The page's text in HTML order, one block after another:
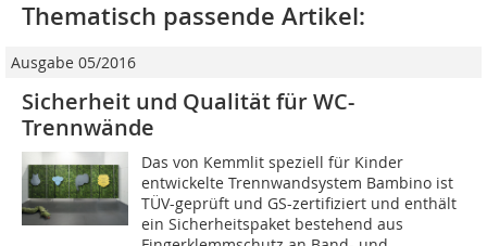
Thematisch passende Artikel:
Ausgabe 05/2016
Sicherheit und Qualität für WC-
Trennwände
Das von Kemmlit speziell für Kinder
entwickelte Trennwandsystem Bambino ist
TÜV-geprüft und GS-zertifiziert und enthält
ein Sicherheitspaket bestehend aus